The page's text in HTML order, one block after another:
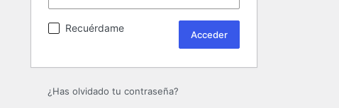
Recuérdame
¿Has olvidado tu contraseña?